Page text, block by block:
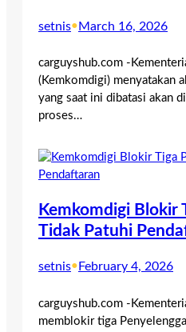
setnis•March 16, 2026
carguyshub.com -
(Kemkomdigi) menyatakan
yang saat ini dibatasi akan
proses…
Kemkomdigi Blokir
Tidak Patuhi
setnis• February 4, 2026
carguyshub.com -
memblokir tiga